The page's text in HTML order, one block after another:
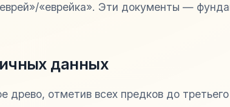
«еврейка». Эти документы —
данных
древо, отметив всех предков до